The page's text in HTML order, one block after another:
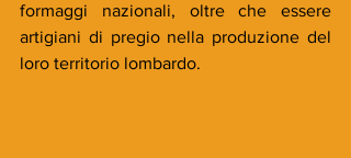
formaggi nazionali, oltre che essere
artigiani di pregio nella produzione del
loro territorio lombardo.